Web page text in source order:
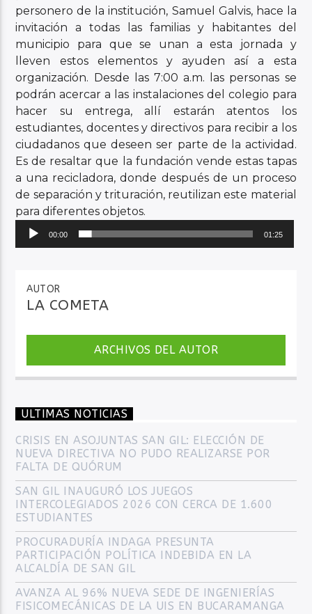
personero de la institución, Samuel Galvis, hace la
invitación a todas las familias y habitantes del
municipio para que se unan a esta jornada y
lleven estos elementos y ayuden así a esta
organización. Desde las 7:00 a.m. las personas se
podrán acercar a las instalaciones del colegio para
hacer su entrega, allí estarán atentos los
estudiantes, docentes y directivos para recibir a los
ciudadanos que deseen ser parte de la actividad.
Es de resaltar que la fundación vende estas tapas
a una recicladora, donde después de un proceso
de separación y trituración, reutilizan este material
para diferentes objetos.
Reproductor
00:00 01:25
AUTOR
LA COMETA
ARCHIVOS DEL AUTOR
ULTIMAS NOTICIAS
CRISIS EN ASOJUNTAS SAN GIL: ELECCIÓN DE
NUEVA DIRECTIVA NO PUDO REALIZARSE POR
FALTA DE QUÓRUM
SAN GIL INAUGURÓ LOS JUEGOS
INTERCOLEGIADOS 2026 CON CERCA DE 1.600
ESTUDIANTES
PROCURADURÍA INDAGA PRESUNTA
PARTICIPACIÓN POLÍTICA INDEBIDA EN LA
ALCALDÍA DE SAN GIL
AVANZA AL 96% NUEVA SEDE DE INGENIERÍAS
FISICOMECÁNICAS DE LA UIS EN BUCARAMANGA